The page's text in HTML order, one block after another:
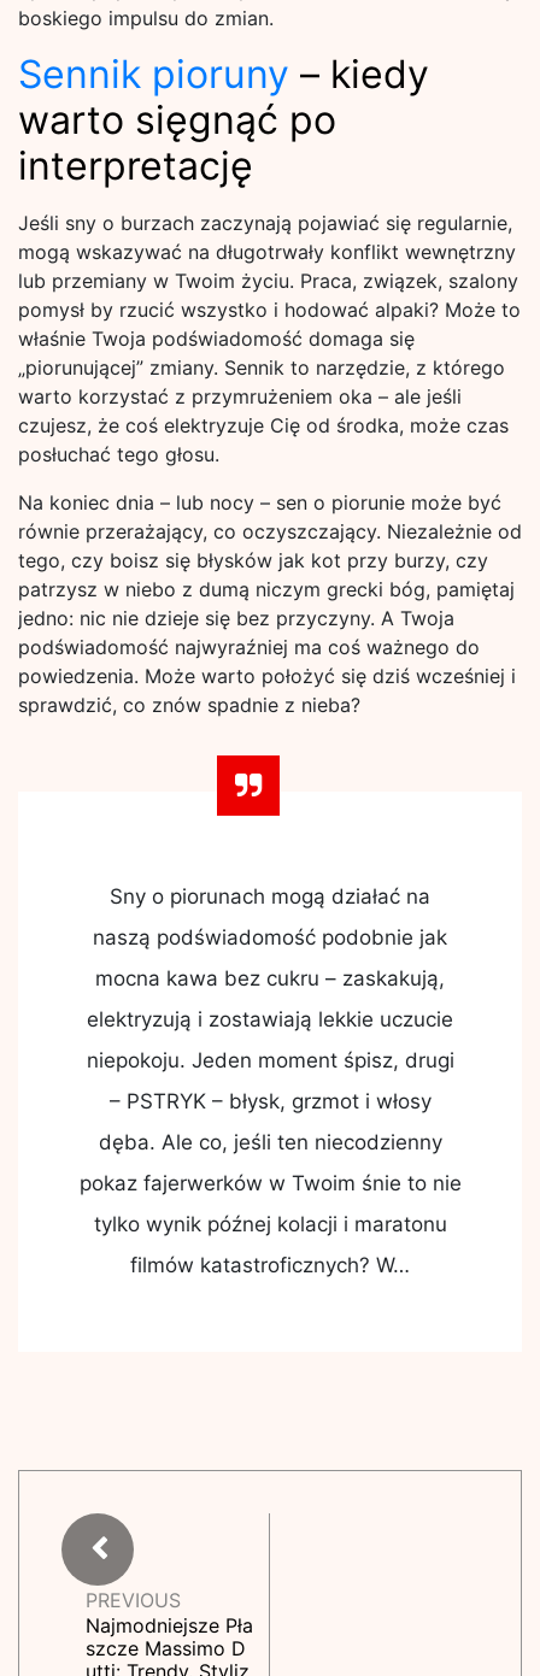
boskiego impulsu do zmian.
Sennik pioruny – kiedy
warto sięgnąć po
interpretację
Jeśli sny o burzach zaczynają pojawiać się regularnie,
mogą wskazywać na długotrwały konflikt wewnętrzny
lub przemiany w Twoim życiu. Praca, związek, szalony
pomysł by rzucić wszystko i hodować alpaki? Może to
właśnie Twoja podświadomość domaga się
„piorunującej” zmiany. Sennik to narzędzie, z którego
warto korzystać z przymrużeniem oka – ale jeśli
czujesz, że coś elektryzuje Cię od środka, może czas
posłuchać tego głosu.
Na koniec dnia – lub nocy – sen o piorunie może być
równie przerażający, co oczyszczający. Niezależnie od
tego, czy boisz się błysków jak kot przy burzy, czy
patrzysz w niebo z dumą niczym grecki bóg, pamiętaj
jedno: nic nie dzieje się bez przyczyny. A Twoja
podświadomość najwyraźniej ma coś ważnego do
powiedzenia. Może warto położyć się dziś wcześniej i
sprawdzić, co znów spadnie z nieba?
Sny o piorunach mogą działać na
naszą podświadomość podobnie jak
mocna kawa bez cukru – zaskakują,
elektryzują i zostawiają lekkie uczucie
niepokoju. Jeden moment śpisz, drugi
– PSTRYK – błysk, grzmot i włosy
dęba. Ale co, jeśli ten niecodzienny
pokaz fajerwerków w Twoim śnie to nie
tylko wynik późnej kolacji i maratonu
filmów katastroficznych? W…
PREVIOUS
Najmodniejsze Pła
szcze Massimo D
utti: Trendy, Styliz